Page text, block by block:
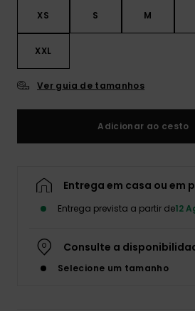
XS S M
XXL
Ver guia de tamanhos
Adicionar ao cesto
Entrega em casa ou em
Entrega prevista a partir de12
Consulte a
Selecione um tamanho